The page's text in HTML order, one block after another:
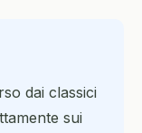
dai classici
sui